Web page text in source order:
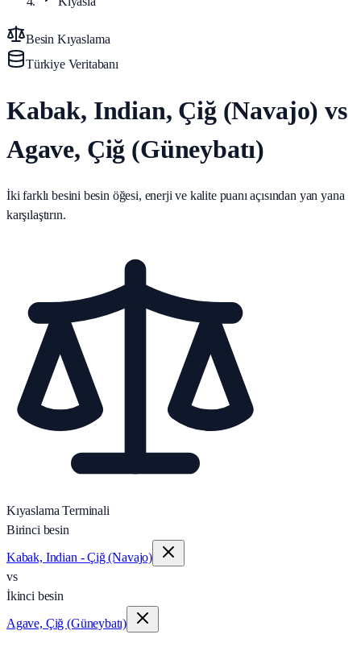
Besin Kıyaslama
Türkiye Veritabanı
Kabak, Indian, Çiğ (Navajo) vs
Agave, Çiğ (Güneybatı)
İki farklı besini besin öğesi, enerji ve kalite puanı açısından yan yana
karşılaştırın.
Kıyaslama Terminali
Birinci besin
Kabak, Indian - Çiğ (Navajo)
vs
İkinci besin
Agave, Çiğ (Güneybatı)